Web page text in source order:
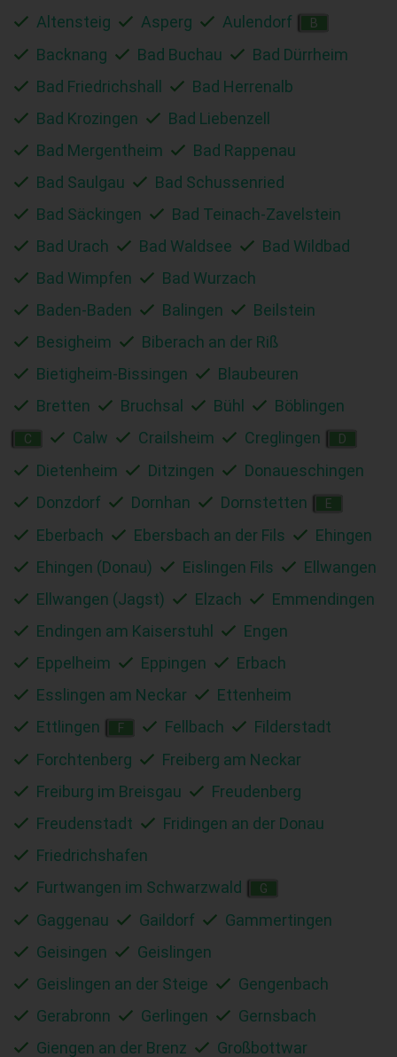
Altensteig
Asperg Aulendorf B
Backnang Bad Buchau
Bad Dürrheim
Bad Friedrichshall
Bad Herrenalb
Bad Krozingen
Bad Liebenzell
Bad Mergentheim
Bad Rappenau
Bad Saulgau
Bad Schussenried
Bad Säckingen
Bad Teinach-Zavelstein
Bad Urach
Bad Waldsee
Bad Wildbad
Bad Wimpfen
Bad Wurzach
Baden-Baden
Balingen
Beilstein
Besigheim
Biberach an der Riß
Bietigheim-Bissingen
Blaubeuren
Bretten
Bruchsal Bühl Böblingen
C Calw Crailsheim Creglingen D
Dietenheim Ditzingen
Donaueschingen
Donzdorf
Dornhan Dornstetten E
Eberbach Ebersbach an der Fils
Ehingen
Ehingen (Donau)
Eislingen Fils
Ellwangen
Ellwangen (Jagst)
Elzach
Emmendingen
Endingen am Kaiserstuhl
Engen
Eppelheim
Eppingen
Erbach
Esslingen am Neckar
Ettenheim
Ettlingen
F Fellbach
Filderstadt
Forchtenberg
Freiberg am Neckar
Freiburg im Breisgau
Freudenberg
Freudenstadt
Fridingen an der Donau
Friedrichshafen
Furtwangen im Schwarzwald
G
Gaggenau Gaildorf
Gammertingen
Geisingen
Geislingen
Geislingen an der Steige
Gengenbach
Gerabronn
Gerlingen
Gernsbach
Giengen an der Brenz
Großbottwar